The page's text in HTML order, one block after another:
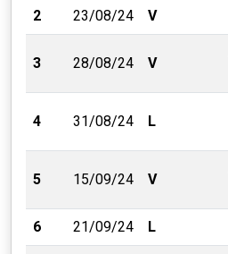
2 23/08/24 V
3 28/08/24 V
4 31/08/24 L
5 15/09/24 V
6 21/09/24 L